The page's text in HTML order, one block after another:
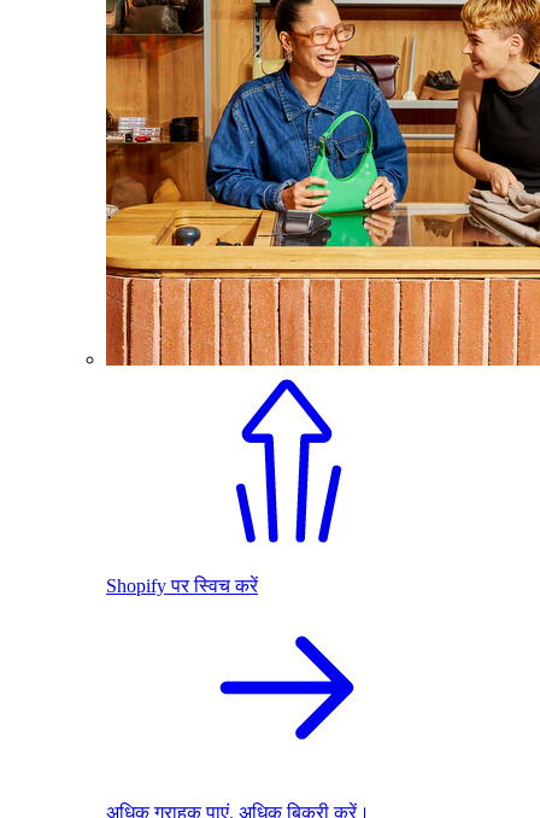
Shopify पर स्विच करें
अधिक ग्राहक पाएं. अधिक बिक्री करें।